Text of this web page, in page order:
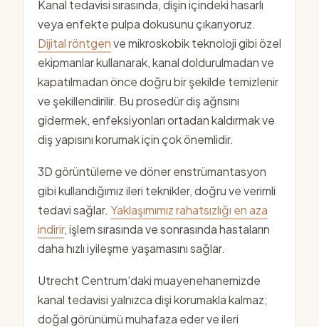
Kanal tedavisi sırasında, dişin içindeki hasarlı
veya enfekte pulpa dokusunu çıkarıyoruz.
Dijital röntgenve mikroskobik teknoloji gibi özel
ekipmanlar kullanarak, kanal doldurulmadan ve
kapatılmadan önce doğru bir şekilde temizlenir
ve şekillendirilir. Bu prosedür diş ağrısını
gidermek, enfeksiyonları ortadan kaldırmak ve
diş yapısını korumak için çok önemlidir.
3D görüntüleme ve döner enstrümantasyon
gibi kullandığımız ileri teknikler, doğru ve verimli
tedavi sağlar. Yaklaşımımız rahatsızlığı en aza
indirir, işlem sırasında ve sonrasında hastaların
daha hızlı iyileşme yaşamasını sağlar.
Utrecht Centrum'daki muayenehanemizde
kanal tedavisi yalnızca dişi korumakla kalmaz;
doğal görünümü muhafaza eder ve ileri